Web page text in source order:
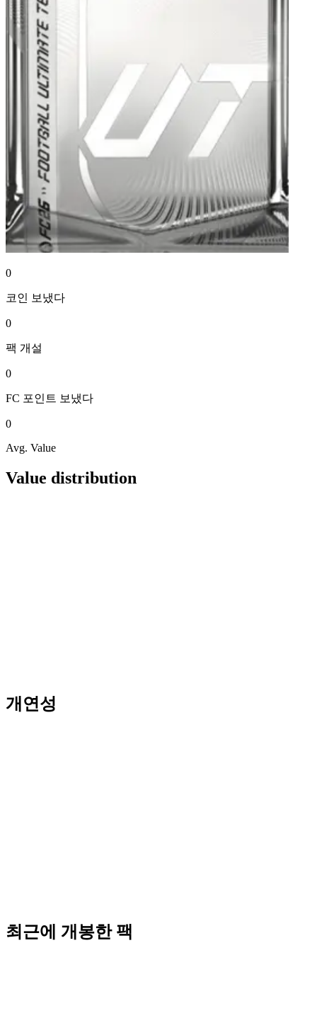
0
코인 보냈다
0
팩 개설
0
FC 포인트 보냈다
0
Avg. Value
Value distribution
개연성
최근에 개봉한 팩